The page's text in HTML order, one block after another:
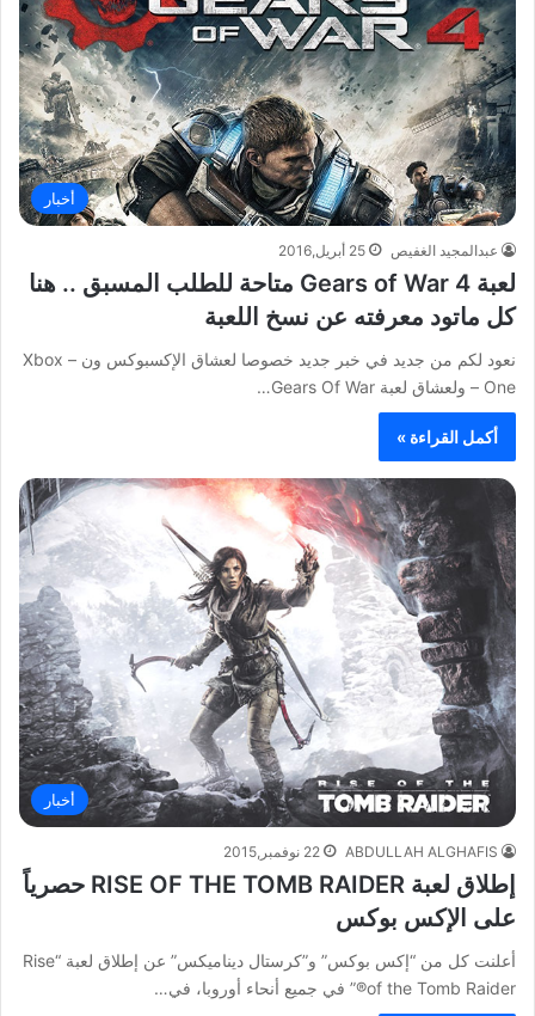
أخبار
عبدالمجيد الغفيص 25 أبريل,2016
لعبة Gears of War 4 متاحة للطلب المسبق .. هنا
كل ماتود معرفته عن نسخ اللعبة
نعود لكم من جديد في خبر جديد خصوصا لعشاق الإكسبوكس ون – Xbox
One – ولعشاق لعبة Gears Of War…
أكمل القراءة »
أخبار
ABDULLAH ALGHAFIS 22 نوفمبر,2015
إطلاق لعبة RISE OF THE TOMB RAIDER حصرياً
على الإكس بوكس
أعلنت كل من “إكس بوكس” و”كرستال ديناميكس” عن إطلاق لعبة “Rise
of the Tomb Raider®” في جميع أنحاء أوروبا، في…